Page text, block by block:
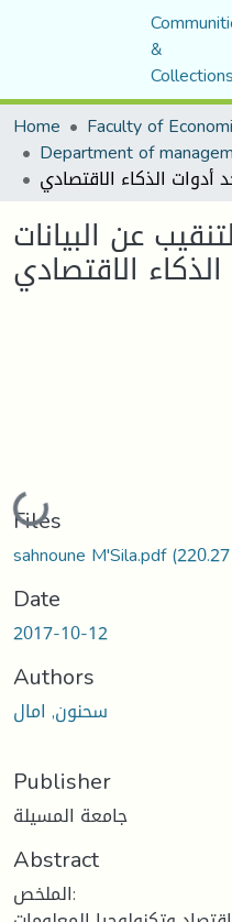
&
Collections
Home
عن البيانات
Loading...
Files
sahnoune M'Sila.pdf
Date
2017-10-12
Authors
سحنون, امال
Publisher
جامعة المسيلة
Abstract
الملخص: